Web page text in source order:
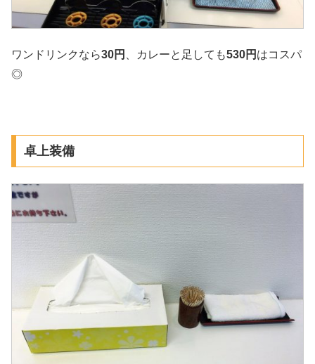
ワンドリンクなら30円 、カレーと足しても530円 はコスパ
◎
卓上装備